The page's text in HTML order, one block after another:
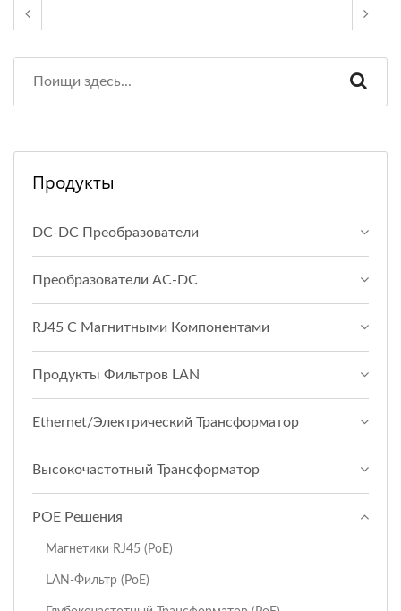
Продукты
DC-DC Преобразователи
Преобразователи AC-DC
RJ45 С Магнитными Компонентами
Продукты Фильтров LAN
Ethernet/Электрический Трансформатор
Высокочастотный Трансформатор
POE Решения
Магнетики RJ45 (PoE)
LAN-Фильтр (PoE)